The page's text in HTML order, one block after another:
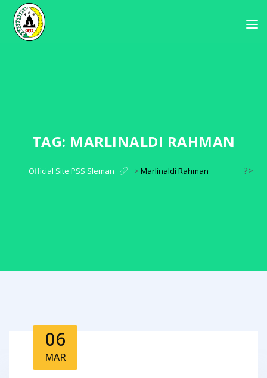
TAG: MARLINALDI RAHMAN
Official Site PSS Sleman > Marlinaldi Rahman ?>
06
MAR